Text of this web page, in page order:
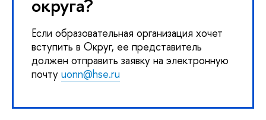
округа?
Если образовательная организация хочет
вступить в Округ, ее представитель
должен отправить заявку на электронную
почту uonn@hse.ru